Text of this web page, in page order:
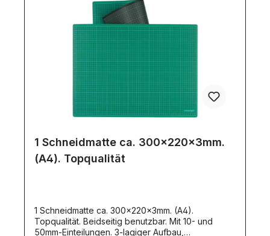
1 Schneidmatte ca. 300x220x3mm.
(A4). Topqualität
1 Schneidmatte ca. 300x220x3mm. (A4).
Topqualität. Beidseitig benutzbar. Mit 10- und
50mm-Einteilungen. 3-lagiger Aufbau,